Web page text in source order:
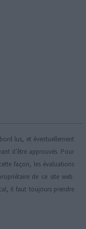
lus, et éventuellement
d’être approuvés. Pour
façon, les évaluations
de ce site web.
il faut toujours prendre